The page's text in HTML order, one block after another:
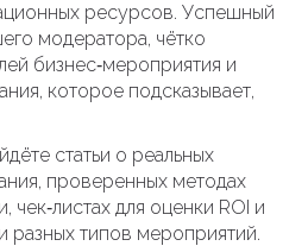
ресурсов. Успешный
модератора, чётко
бизнес‑мероприятия и
которое подсказывает,
статьи о реальных
проверенных методах
чек‑листах для оценки ROI и
разных типов мероприятий.